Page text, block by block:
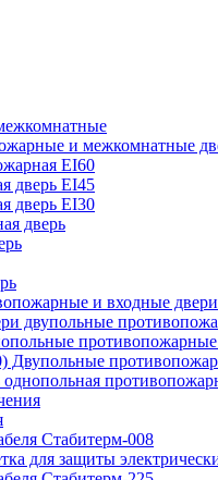
и межкомнатные
EI60
дверь EI45
дверь EI30
дверь
и входные двери
двупольные
противопожарные
Двупольные
Стабитерм-008
для защиты